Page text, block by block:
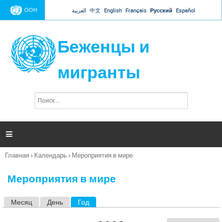
Jump to navigation
ООН العربية 中文 English Français Русский Español
Беженцы и
мигранты
п
и

Вы
Главная › Календарь › Мероприятия в мире
Мероприятия в мире
Месяц День Год